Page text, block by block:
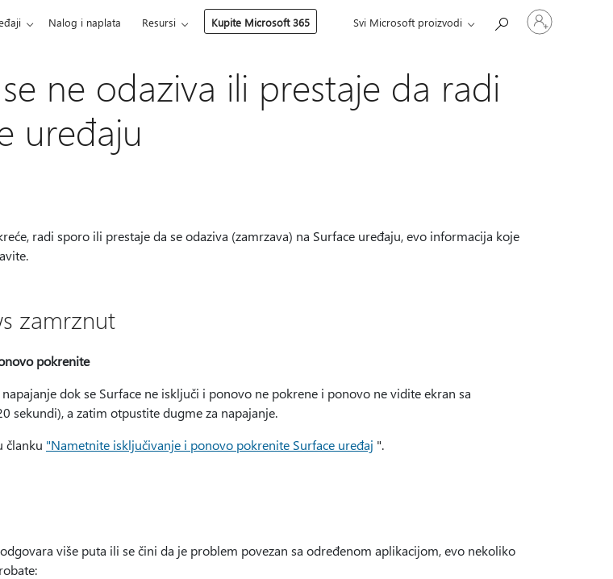
Nalog i naplata Resursi Kupite Microsoft 365 Svi Microsoft proizvodi
Prijavite
se
ne odaziva ili prestaje da radi
uređaju
radi sporo ili prestaje da se odaziva (zamrzava) na Surface uređaju, evo informacija koje
zamrznut
pokrenite
dok se Surface ne isključi i ponovo ne pokrene i ponovo ne vidite ekran sa
sekundi), a zatim otpustite dugme za napajanje.
članku "Nametnite isključivanje i ponovo pokrenite Surface uređaj ".
više puta ili se čini da je problem povezan sa određenom aplikacijom, evo nekoliko